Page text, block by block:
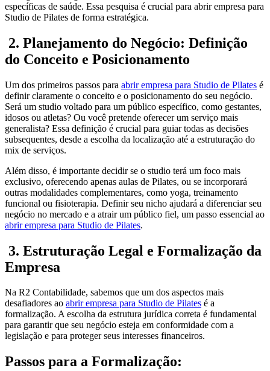
específicas de saúde. Essa pesquisa é crucial para abrir empresa para
Studio de Pilates de forma estratégica.
2. Planejamento do Negócio: Definição
do Conceito e Posicionamento
Um dos primeiros passos para abrir empresa para Studio de Pilates é
definir claramente o conceito e o posicionamento do seu negócio.
Será um studio voltado para um público específico, como gestantes,
idosos ou atletas? Ou você pretende oferecer um serviço mais
generalista? Essa definição é crucial para guiar todas as decisões
subsequentes, desde a escolha da localização até a estruturação do
mix de serviços.
Além disso, é importante decidir se o studio terá um foco mais
exclusivo, oferecendo apenas aulas de Pilates, ou se incorporará
outras modalidades complementares, como yoga, treinamento
funcional ou fisioterapia. Definir seu nicho ajudará a diferenciar seu
negócio no mercado e a atrair um público fiel, um passo essencial ao
abrir empresa para Studio de Pilates.
3. Estruturação Legal e Formalização da
Empresa
Na R2 Contabilidade, sabemos que um dos aspectos mais
desafiadores ao abrir empresa para Studio de Pilates é a
formalização. A escolha da estrutura jurídica correta é fundamental
para garantir que seu negócio esteja em conformidade com a
legislação e para proteger seus interesses financeiros.
Passos para a Formalização: